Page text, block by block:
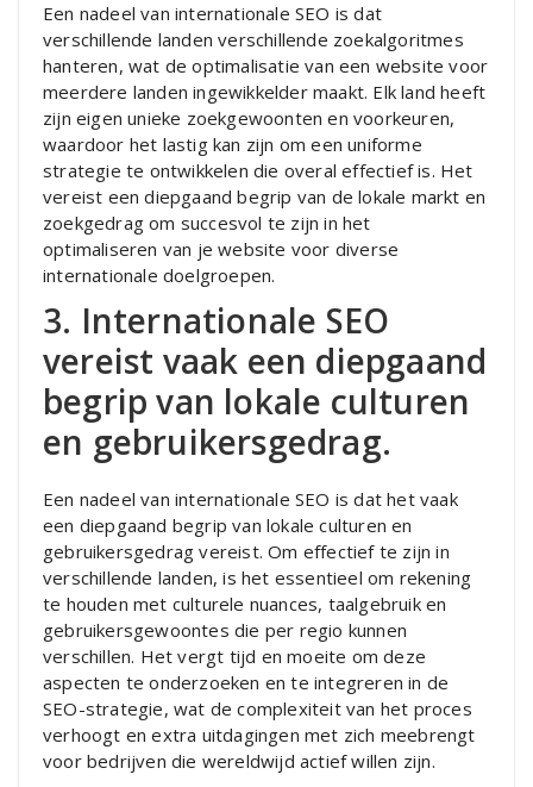
Een nadeel van internationale SEO is dat
verschillende landen verschillende zoekalgoritmes
hanteren, wat de optimalisatie van een website voor
meerdere landen ingewikkelder maakt. Elk land heeft
zijn eigen unieke zoekgewoonten en voorkeuren,
waardoor het lastig kan zijn om een uniforme
strategie te ontwikkelen die overal effectief is. Het
vereist een diepgaand begrip van de lokale markt en
zoekgedrag om succesvol te zijn in het
optimaliseren van je website voor diverse
internationale doelgroepen.
3. Internationale SEO
vereist vaak een diepgaand
begrip van lokale culturen
en gebruikersgedrag.
Een nadeel van internationale SEO is dat het vaak
een diepgaand begrip van lokale culturen en
gebruikersgedrag vereist. Om effectief te zijn in
verschillende landen, is het essentieel om rekening
te houden met culturele nuances, taalgebruik en
gebruikersgewoontes die per regio kunnen
verschillen. Het vergt tijd en moeite om deze
aspecten te onderzoeken en te integreren in de
SEO-strategie, wat de complexiteit van het proces
verhoogt en extra uitdagingen met zich meebrengt
voor bedrijven die wereldwijd actief willen zijn.